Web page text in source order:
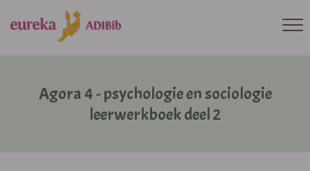
Agora 4 - psychologie en sociologie
leerwerkboek deel 2